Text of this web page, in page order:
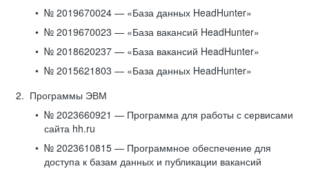
№ 2019670024 — «База данных HeadHunter»
№ 2019670023 — «База вакансий HeadHunter»
№ 2018620237 — «База вакансий HeadHunter»
№ 2015621803 — «База данных HeadHunter»
Программы ЭВМ
№ 2023660921 — Программа для работы с сервисами
сайта hh.ru
№ 2023610815 — Программное обеспечение для
доступа к базам данных и публикации вакансий